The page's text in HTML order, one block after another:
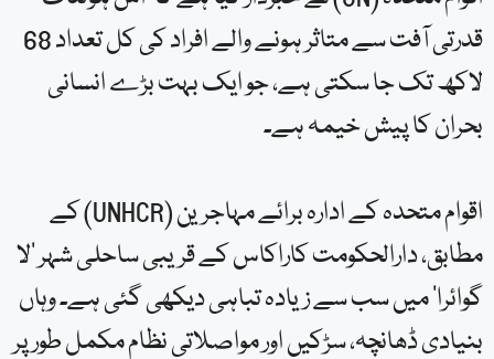
اقوام متحدہ (UN) نے خبردار کیا ہے کہ اس ہولناک
لاکھ تک جا سکتی ہے، جو ایک بہت بڑے انسانی
بحران کا پیش خیمہ ہے۔
اقوام متحدہ کے ادارہ برائے مہاجرین (UNHCR) کے
مطابق، دارالحکومت کاراکاس کے قریبی ساحلی شہر ‘لا
گوائرا’ میں سب سے زیادہ تباہی دیکھی گئی ہے۔ وہاں